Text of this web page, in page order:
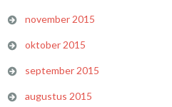
november 2015
oktober 2015
september 2015
augustus 2015